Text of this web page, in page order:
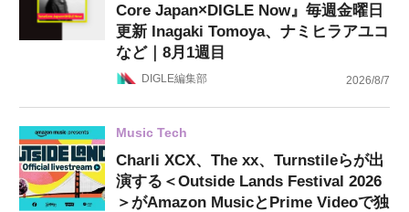
Core Japan×DIGLE Now』毎週金曜日
更新 Inagaki Tomoya、ナミヒラアユコ
など｜8月1週目
DIGLE編集部 2026/8/7
Music Tech
Charli XCX、The xx、Turnstileらが出
演する＜Outside Lands Festival 2026
＞がAmazon MusicとPrime Videoで独